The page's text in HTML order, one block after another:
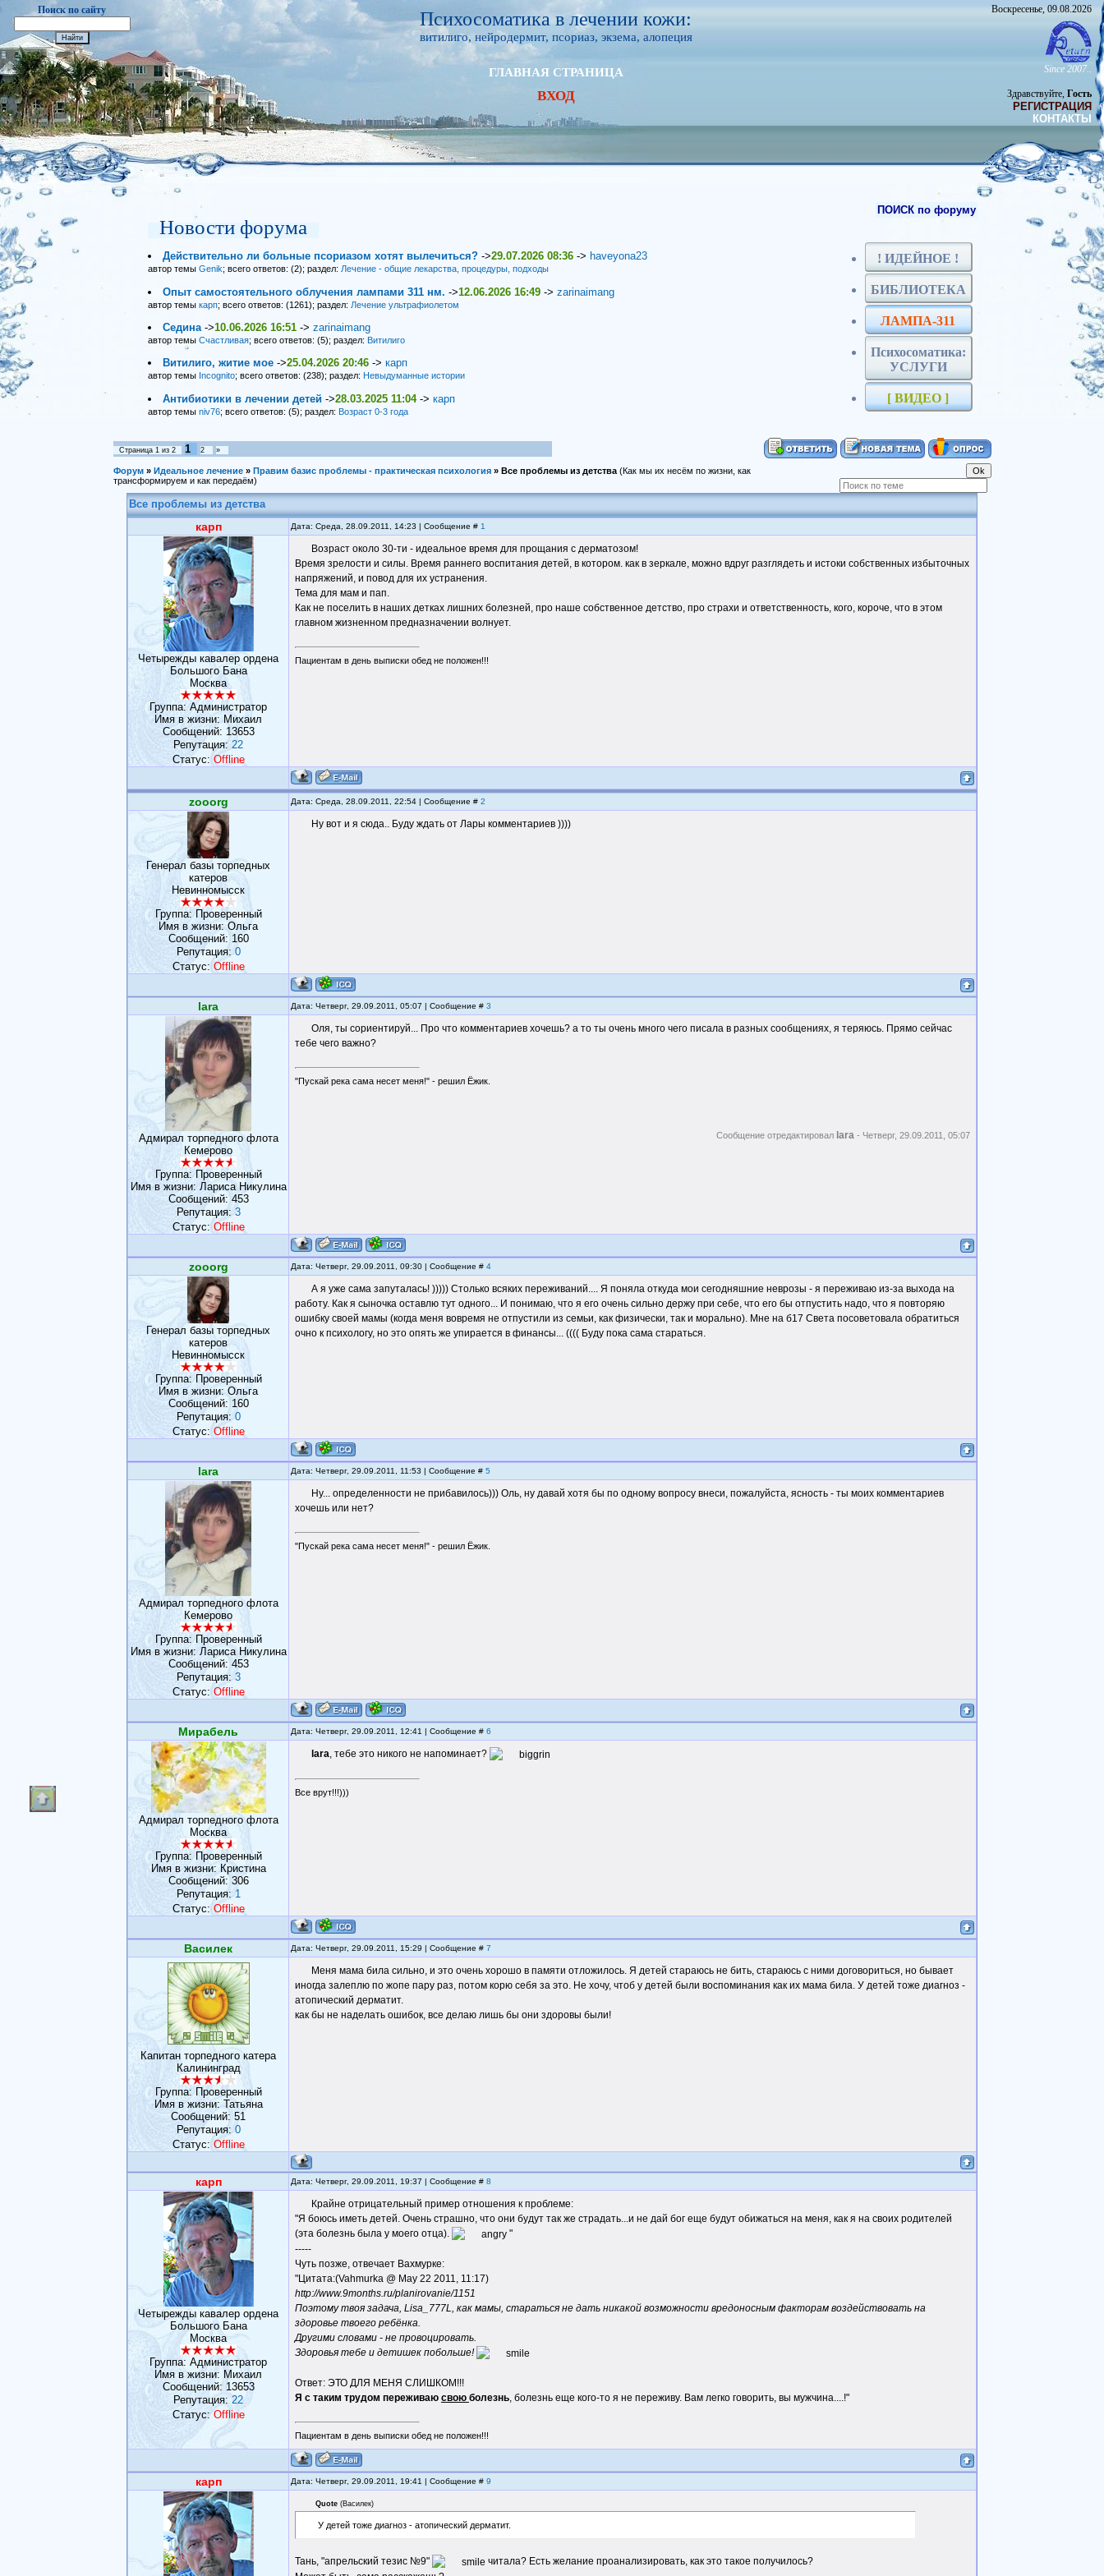
Поиск по сайту Психосоматика в лечении кожи:
витилиго, нейродермит, псориаз, экзема, алопеция
ГЛАВНАЯ СТРАНИЦА
ВХОД
Воскресенье, 09.08.2026
Since 2007..
Здравствуйте, Гость
РЕГИСТРАЦИЯ
КОНТАКТЫ
Новости форума
Действительно ли больные псориазом хотят вылечиться?->29.07.2026 08:36-> haveyona23
автор темы Genik; всего ответов: (2); раздел: Лечение - общие лекарства, процедуры, подходы
Опыт самостоятельного облучения лампами 311 нм. ->12.06.2026 16:49-> zarinaimang
автор темы карп; всего ответов: (1261); раздел: Лечение ультрафиолетом
Седина->10.06.2026 16:51-> zarinaimang
автор темы Счастливая; всего ответов: (5); раздел: Витилиго
Витилиго, житие мое->25.04.2026 20:46-> карп
автор темы Incognito; всего ответов: (238); раздел: Невыдуманные истории
Антибиотики в лечении детей ->28.03.2025 11:04-> карп
автор темы niv76; всего ответов: (5); раздел: Возраст 0-3 года
ПОИСК по форуму
! ИДЕЙНОЕ !
БИБЛИОТЕКА
ЛАМПА-311
Психосоматика:
УСЛУГИ
[ ВИДЕО ]
Страница 1из 2 1 2 »
Форум » Идеальное лечение » Правим базис проблемы - практическая психология » Все проблемы из детства (Как мы их несём по жизни, как
трансформируем и как передаём)
Все проблемы из детства
карп Дата: Среда, 28.09.2011, 14:23 | Сообщение # 1
Четырежды кавалер ордена
Большого Бана
Москва
Группа: Администратор
Имя в жизни: Михаил
Сообщений: 13653
Репутация: 22
Статус: Offline
Возраст около 30-ти - идеальное время для прощания с дерматозом!
Время зрелости и силы. Время раннего воспитания детей, в котором. как в зеркале, можно вдруг разглядеть и истоки собственных избыточных
напряжений, и повод для их устранения.
Тема для мам и пап.
Как не поселить в наших детках лишних болезней, про наше собственное детство, про страхи и ответственность, кого, короче, что в этом
главном жизненном предназначении волнует.
Пациентам в день выписки обед не положен!!!
zooorg Дата: Среда, 28.09.2011, 22:54 | Сообщение # 2
Генерал базы торпедных
катеров
Невинномысск
Группа: Проверенный
Имя в жизни: Ольга
Сообщений: 160
Репутация: 0
Статус: Offline
Ну вот и я сюда.. Буду ждать от Лары комментариев ))))
lara Дата: Четверг, 29.09.2011, 05:07 | Сообщение # 3
Адмирал торпедного флота
Кемерово
Группа: Проверенный
Имя в жизни: Лариса Никулина
Сообщений: 453
Репутация: 3
Статус: Offline
Оля, ты сориентируй... Про что комментариев хочешь? а то ты очень много чего писала в разных сообщениях, я теряюсь. Прямо сейчас
тебе чего важно?
"Пускай река сама несет меня!" - решил Ёжик.
Сообщение отредактировал lara - Четверг, 29.09.2011, 05:07
zooorg Дата: Четверг, 29.09.2011, 09:30 | Сообщение # 4
Генерал базы торпедных
катеров
Невинномысск
Группа: Проверенный
Имя в жизни: Ольга
Сообщений: 160
Репутация: 0
Статус: Offline
А я уже сама запуталась! ))))) Столько всяких переживаний.... Я поняла откуда мои сегодняшние неврозы - я переживаю из-за выхода на
работу. Как я сыночка оставлю тут одного... И понимаю, что я его очень сильно держу при себе, что его бы отпустить надо, что я повторяю
ошибку своей мамы (когда меня вовремя не отпустили из семьи, как физически, так и морально). Мне на б17 Света посоветовала обратиться
очно к психологу, но это опять же упирается в финансы... (((( Буду пока сама стараться.
lara Дата: Четверг, 29.09.2011, 11:53 | Сообщение # 5
Адмирал торпедного флота
Кемерово
Группа: Проверенный
Имя в жизни: Лариса Никулина
Сообщений: 453
Репутация: 3
Статус: Offline
Ну... определенности не прибавилось))) Оль, ну давай хотя бы по одному вопросу внеси, пожалуйста, ясность - ты моих комментариев
хочешь или нет?
"Пускай река сама несет меня!" - решил Ёжик.
Мирабель Дата: Четверг, 29.09.2011, 12:41 | Сообщение # 6
Адмирал торпедного флота
Москва
Группа: Проверенный
Имя в жизни: Кристина
Сообщений: 306
Репутация: 1
Статус: Offline
lara, тебе это никого не напоминает?
Все врут!!!)))
Василек Дата: Четверг, 29.09.2011, 15:29 | Сообщение # 7
Капитан торпедного катера
Калининград
Группа: Проверенный
Имя в жизни: Татьяна
Сообщений: 51
Репутация: 0
Статус: Offline
Меня мама била сильно, и это очень хорошо в памяти отложилось. Я детей стараюсь не бить, стараюсь с ними договориться, но бывает
иногда залеплю по жопе пару раз, потом корю себя за это. Не хочу, чтоб у детей были воспоминания как их мама била. У детей тоже диагноз -
атопический дерматит.
как бы не наделать ошибок, все делаю лишь бы они здоровы были!
карп Дата: Четверг, 29.09.2011, 19:37 | Сообщение # 8
Четырежды кавалер ордена
Большого Бана
Москва
Группа: Администратор
Имя в жизни: Михаил
Сообщений: 13653
Репутация: 22
Статус:Offline
Крайне отрицательный пример отношения к проблеме:
"Я боюсь иметь детей. Очень страшно, что они будут так же страдать...и не дай бог еще будут обижаться на меня, как я на своих родителей
(эта болезнь была у моего отца).
"
-----
Чуть позже, отвечает Вахмурке:
"Цитата:(Vahmurka @ May 22 2011, 11:17)
http://www.9months.ru/planirovanie/1151
Поэтому твоя задача, Lisa_777L, как мамы, стараться не дать никакой возможности вредоносным факторам воздействовать на
здоровье твоего ребёнка.
Другими словами - не провоцировать.
Здоровья тебе и детишек побольше!
Ответ: ЭТО ДЛЯ МЕНЯ СЛИШКОМ!!!
Я с таким трудом переживаю свою болезнь , болезнь еще кого-то я не переживу. Вам легко говорить, вы мужчина....!"
Пациентам в день выписки обед не положен!!!
карп Дата: Четверг, 29.09.2011, 19:41 | Сообщение # 9
Quote (Василек)
У детей тоже диагноз - атопический дерматит.
Тань, "апрельский тезис №9"
читала? Есть желание проанализировать, как это такое получилось?